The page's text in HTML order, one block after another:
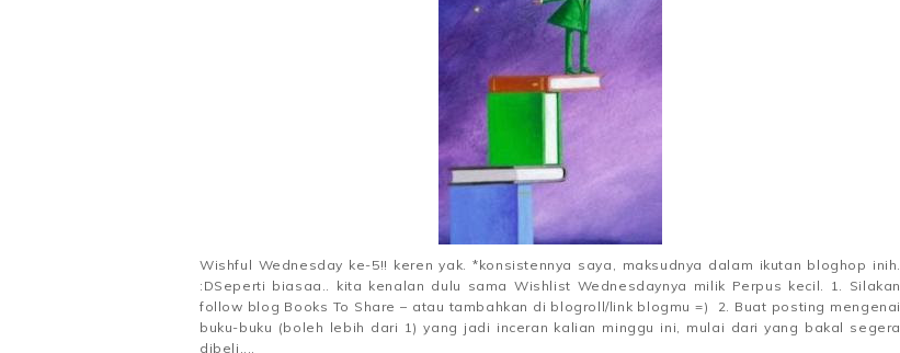
Wishful Wednesday ke-5!! keren yak. *konsistennya saya, maksudnya dalam ikutan bloghop inih.
:DSeperti biasaa.. kita kenalan dulu sama Wishlist Wednesdaynya milik Perpus kecil. 1. Silakan
follow blog Books To Share – atau tambahkan di blogroll/link blogmu =) 2. Buat posting mengenai
buku-buku (boleh lebih dari 1) yang jadi inceran kalian minggu ini, mulai dari yang bakal segera
dibeli,...